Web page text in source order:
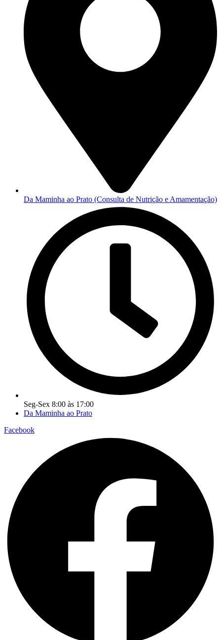
Da Maminha ao Prato (Consulta de Nutrição e Amamentação)
Seg-Sex 8:00 às 17:00
Da Maminha ao Prato
Facebook